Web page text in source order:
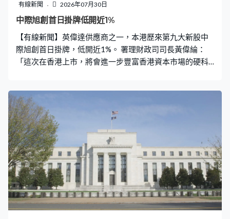
有線新聞 2026年07月30日
中際旭創首日掛牌低開近1%
【有線新聞】英偉達供應商之一，本港歷來第九大新股中
際旭創首日掛牌，低開近1%。 署理財政司司長黃偉綸：
「這次在香港上市，將會進一步豐富香港資本市場的硬科
不同龍頭企業的全球化發展提供融資支持。」